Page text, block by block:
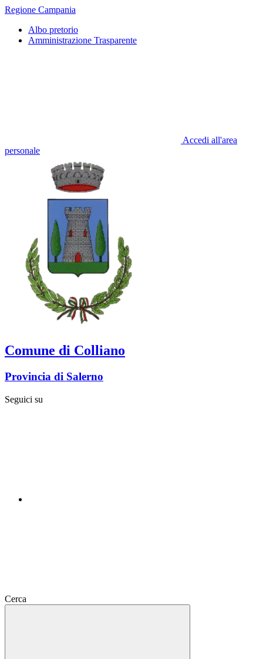
Regione Campania
Albo pretorio
Amministrazione Trasparente
Accedi all'area
personale
Comune di Colliano
Provincia di Salerno
Seguici su
Cerca